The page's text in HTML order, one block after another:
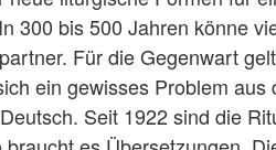
300 bis 500 Jahren könne
Für die Gegenwart
ein gewisses Problem aus
Seit 1922 sind die